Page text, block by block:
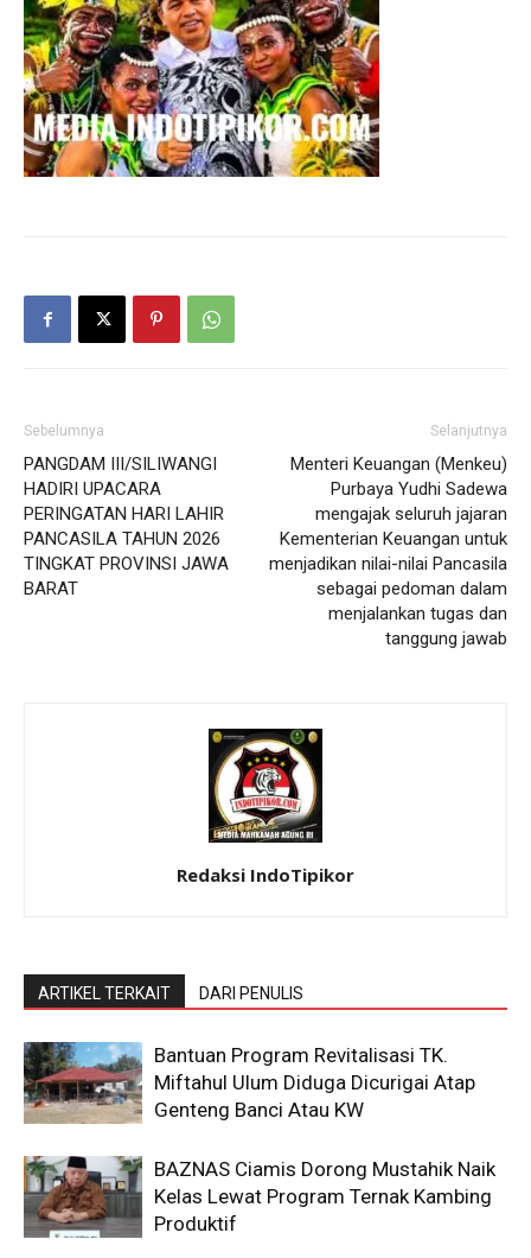
Sebelumnya
PANGDAM III/SILIWANGI
HADIRI UPACARA
PERINGATAN HARI LAHIR
PANCASILA TAHUN 2026
TINGKAT PROVINSI JAWA
BARAT
Selanjutnya
Menteri Keuangan (Menkeu)
Purbaya Yudhi Sadewa
mengajak seluruh jajaran
Kementerian Keuangan untuk
menjadikan nilai-nilai Pancasila
sebagai pedoman dalam
menjalankan tugas dan
tanggung jawab
Redaksi IndoTipikor
ARTIKEL TERKAIT DARI PENULIS
Bantuan Program Revitalisasi TK.
Miftahul Ulum Diduga Dicurigai Atap
Genteng Banci Atau KW
BAZNAS Ciamis Dorong Mustahik Naik
Kelas Lewat Program Ternak Kambing
Produktif